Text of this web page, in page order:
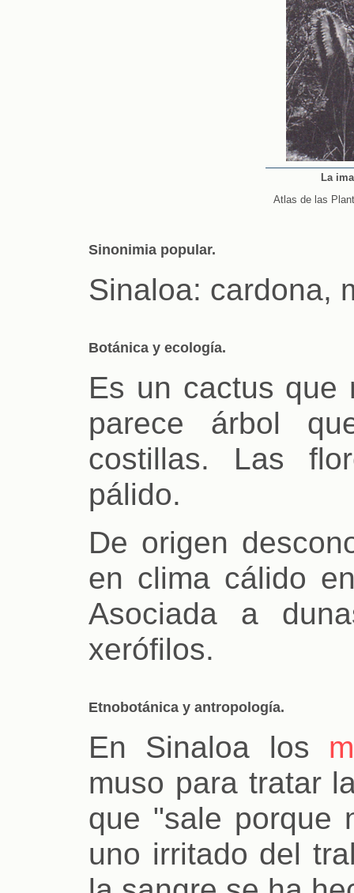
La
Atlas de las
Sinonimia popular.
Sinaloa: cardona,
Botánica y ecología.
Es un cactus que
parece árbol
costillas. Las
pálido.
De origen
en clima cálido
Asociada a
xerófilos.
Etnobotánica y antropología.
En Sinaloa los
muso para tratar
que "sale porque
uno irritado del